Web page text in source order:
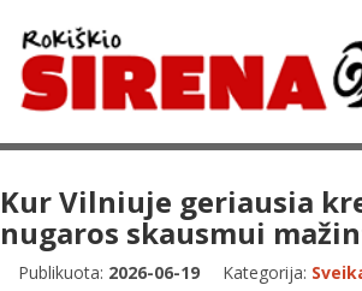
Kur Vilniuje geriausia
nugaros skausmui
Publikuota: 2026-06-19 Kategorija: